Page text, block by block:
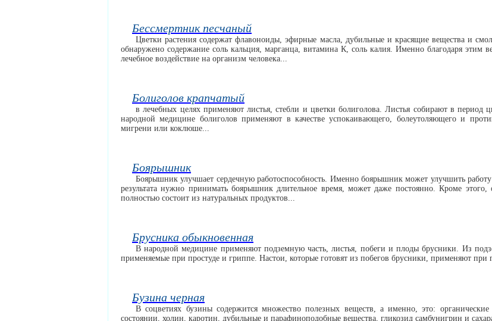
Бессмертник песчаный
Цветки растения содержат флавоноиды, эфирные масла, дубильные и красящие вещества и
обнаружено содержание соль кальция, марганца, витамина К, соль калия. Именно благодаря этим
лечебное воздействие на организм человека...
Болиголов крапчатый
в лечебных целях применяют листья, стебли и цветки болиголова. Листья собирают в период
народной медицине болиголов применяют в качестве успокаивающего, болеутоляющего и
мигрени или коклюше...
Боярышник
Боярышник улучшает сердечную работоспособность. Именно боярышник может улучшить
результата нужно принимать боярышник длительное время, может даже постоянно. Кроме
полностью состоит из натуральных продуктов...
Брусника обыкновенная
В народной медицине применяют подземную часть, листья, побеги и плоды брусники. Из
применяемые при простуде и гриппе. Настои, которые готовят из побегов брусники, применяют при
Бузина черная
В соцветиях бузины содержится множество полезных веществ, а именно, это:
состоянии, холин, каротин, дубильные и парафиноподобные вещества, гликозид самбунигрин и